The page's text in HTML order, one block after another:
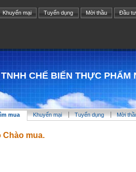
Khuyến mại Tuyển dụng Mời thầu Đầu tư
CHẾ BIẾN THỰC
mua Khuyến mại Tuyển dụng Mời
Chào mua.